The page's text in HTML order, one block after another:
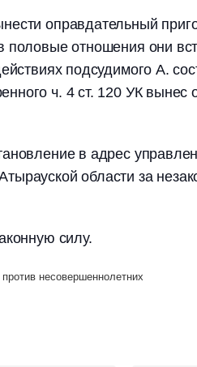
оправдательный
половые отношения они
подсудимого А.
ч. 4 ст. 120 УК вынес
в адрес
области за
силу.
несовершеннолетних